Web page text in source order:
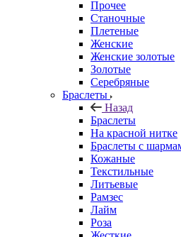
Прочее
Станочные
Плетеные
Женские
Женские золотые
Золотые
Серебряные
Браслеты
Назад
Браслеты
На красной нитке
Браслеты с
Кожаные
Текстильные
Литьевые
Рамзес
Лайм
Роза